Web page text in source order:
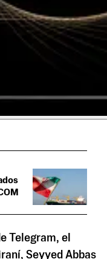
Telegram, el
Seyyed Abbas